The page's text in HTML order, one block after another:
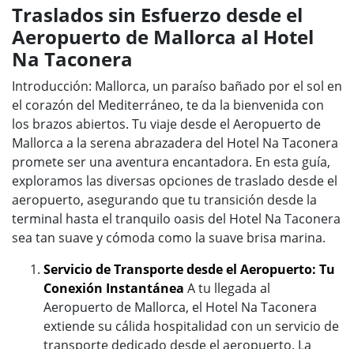
Traslados sin Esfuerzo desde el
Aeropuerto de Mallorca al Hotel
Na Taconera
Introducción: Mallorca, un paraíso bañado por el sol en
el corazón del Mediterráneo, te da la bienvenida con
los brazos abiertos. Tu viaje desde el Aeropuerto de
Mallorca a la serena abrazadera del Hotel Na Taconera
promete ser una aventura encantadora. En esta guía,
exploramos las diversas opciones de traslado desde el
aeropuerto, asegurando que tu transición desde la
terminal hasta el tranquilo oasis del Hotel Na Taconera
sea tan suave y cómoda como la suave brisa marina.
Servicio de Transporte desde el Aeropuerto: Tu
Conexión Instantánea A tu llegada al
Aeropuerto de Mallorca, el Hotel Na Taconera
extiende su cálida hospitalidad con un servicio de
transporte dedicado desde el aeropuerto. La